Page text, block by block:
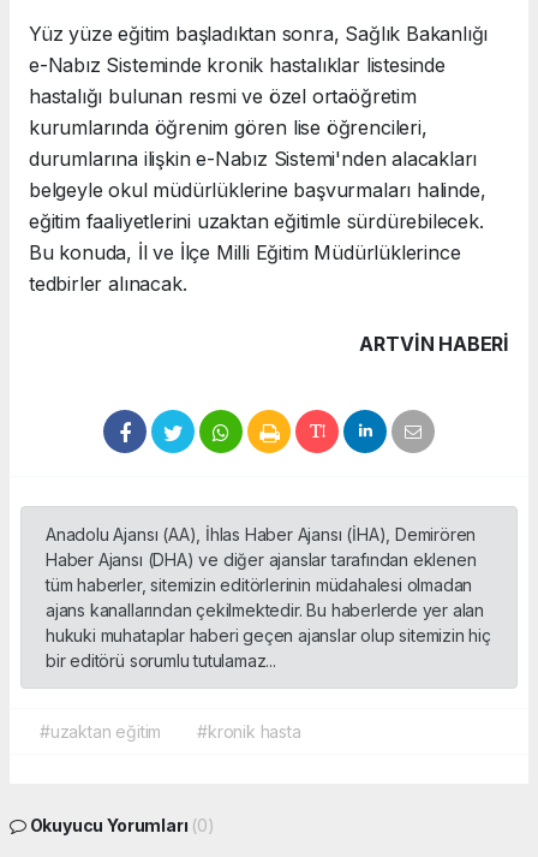
Yüz yüze eğitim başladıktan sonra, Sağlık Bakanlığı
e-Nabız Sisteminde kronik hastalıklar listesinde
hastalığı bulunan resmi ve özel ortaöğretim
kurumlarında öğrenim gören lise öğrencileri,
durumlarına ilişkin e-Nabız Sistemi'nden alacakları
belgeyle okul müdürlüklerine başvurmaları halinde,
eğitim faaliyetlerini uzaktan eğitimle sürdürebilecek.
Bu konuda, İl ve İlçe Milli Eğitim Müdürlüklerince
tedbirler alınacak.
ARTVIN HABERİ
Anadolu Ajansı (AA), İhlas Haber Ajansı (İHA), Demirören
Haber Ajansı (DHA) ve diğer ajanslar tarafından eklenen
tüm haberler, sitemizin editörlerinin müdahalesi olmadan
ajans kanallarından çekilmektedir. Bu haberlerde yer alan
hukuki muhataplar haberi geçen ajanslar olup sitemizin hiç
bir editörü sorumlu tutulamaz...
#uzaktan eğitim #kronik hasta
Okuyucu Yorumları (0)